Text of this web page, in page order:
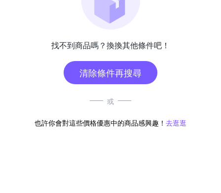
找不到商品嗎？換換其他條件吧！
清除條件再搜尋
或
也許你會對這些價格優惠中的商品感興趣！ 去逛逛